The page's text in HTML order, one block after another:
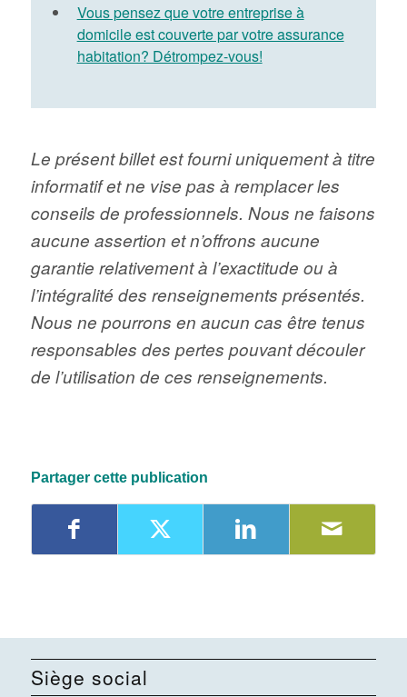
Vous pensez que votre entreprise à
domicile est couverte par votre assurance
habitation? Détrompez-vous!
Le présent billet est fourni uniquement à titre
informatif et ne vise pas à remplacer les
conseils de professionnels. Nous ne faisons
aucune assertion et n’offrons aucune
garantie relativement à l’exactitude ou à
l’intégralité des renseignements présentés.
Nous ne pourrons en aucun cas être tenus
responsables des pertes pouvant découler
de l’utilisation de ces renseignements.
Partager cette publication
Siège social